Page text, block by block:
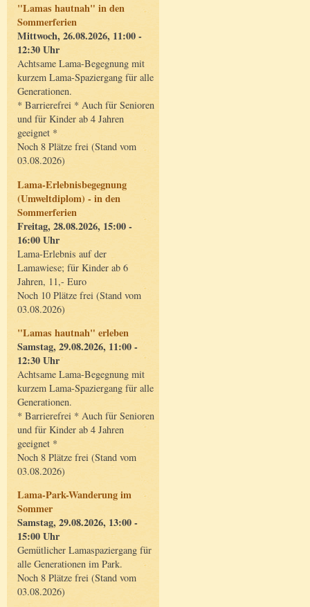
"Lamas hautnah" in den
Sommerferien
Mittwoch, 26.08.2026, 11:00 -
12:30 Uhr
Achtsame Lama-Begegnung mit
kurzem Lama-Spaziergang für alle
Generationen.
* Barrierefrei * Auch für Senioren
und für Kinder ab 4 Jahren
geeignet *
Noch 8 Plätze frei (Stand vom
03.08.2026)
Lama-Erlebnisbegegnung
(Umweltdiplom) - in den
Sommerferien
Freitag, 28.08.2026, 15:00 -
16:00 Uhr
Lama-Erlebnis auf der
Lamawiese; für Kinder ab 6
Jahren, 11,- Euro
Noch 10 Plätze frei (Stand vom
03.08.2026)
"Lamas hautnah" erleben
Samstag, 29.08.2026, 11:00 -
12:30 Uhr
Achtsame Lama-Begegnung mit
kurzem Lama-Spaziergang für alle
Generationen.
* Barrierefrei * Auch für Senioren
und für Kinder ab 4 Jahren
geeignet *
Noch 8 Plätze frei (Stand vom
03.08.2026)
Lama-Park-Wanderung im
Sommer
Samstag, 29.08.2026, 13:00 -
15:00 Uhr
Gemütlicher Lamaspaziergang für
alle Generationen im Park.
Noch 8 Plätze frei (Stand vom
03.08.2026)